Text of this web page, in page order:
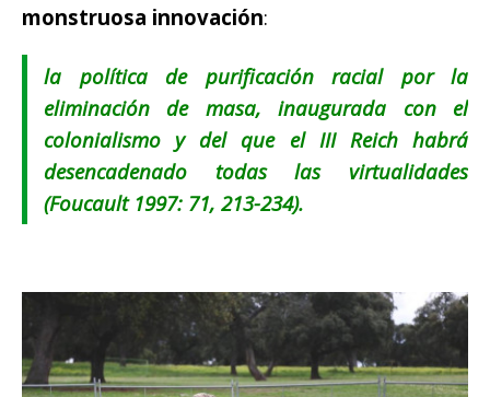
monstruosa innovación:
la política de purificación racial por la
eliminación de masa, inaugurada con el
colonialismo y del que el III Reichhabrá
desencadenado todas las virtualidades
(Foucault 1997: 71, 213-234).